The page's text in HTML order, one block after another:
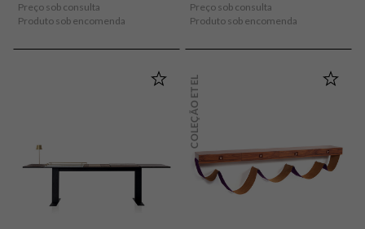
Preço sob consulta
Produto sob encomenda
Preço sob consulta
Produto sob encomenda
COLEÇÃO ETEL